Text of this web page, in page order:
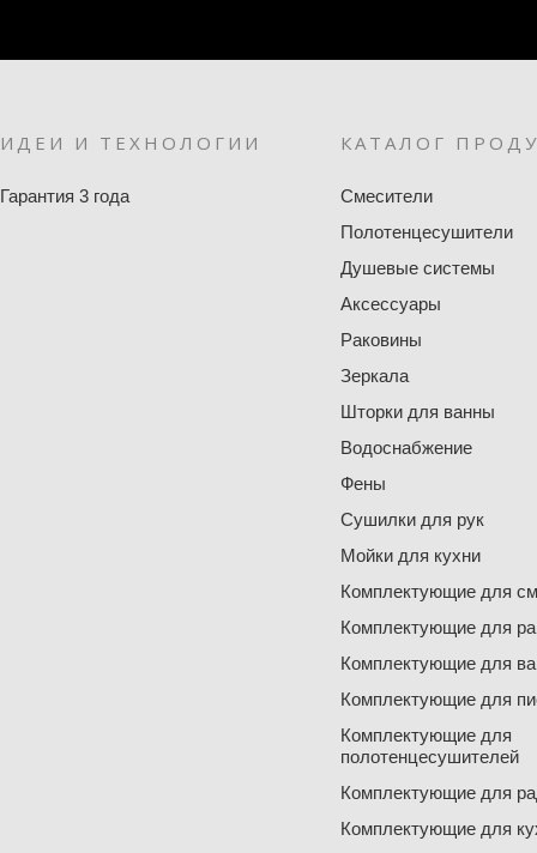
ИДЕИ И ТЕХНОЛОГИИ
Гарантия 3 года
КАТАЛОГ
Смесители
Полотенцесушители
Душевые системы
Аксессуары
Раковины
Зеркала
Шторки для ванны
Водоснабжение
Фены
Сушилки для рук
Мойки для кухни
Комплектующие для
Комплектующие для
Комплектующие для
Комплектующие для
Комплектующие для
полотенцесушителей
Комплектующие для
Комплектующие для